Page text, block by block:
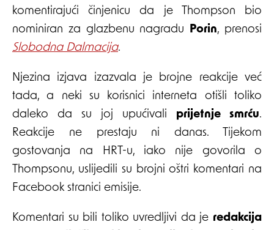
komentirajući činjenicu da je Thompson bio
nominiran za glazbenu nagradu Porin, prenosi
Slobodna Dalmacija.
Njezina izjava izazvala je brojne reakcije već
tada, a neki su korisnici interneta otišli toliko
daleko da su joj upućivali prijetnje smrću.
Reakcije ne prestaju ni danas. Tijekom
gostovanja na HRT-u, iako nije govorila o
Thompsonu, uslijedili su brojni oštri komentari na
Facebook stranici emisije.
Komentari su bili toliko uvredljivi da je redakcija